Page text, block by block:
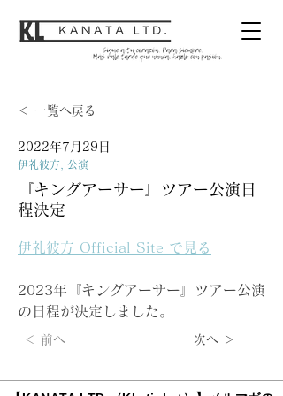
＜ 一覧へ戻る
2022年7月29日
伊礼彼方, 公演
『キングアーサー』ツアー公演日
程決定
伊礼彼方 Official Site で見る
2023年『キングアーサー』ツアー公演
の日程が決定しました。
＜ 前へ 次へ ＞